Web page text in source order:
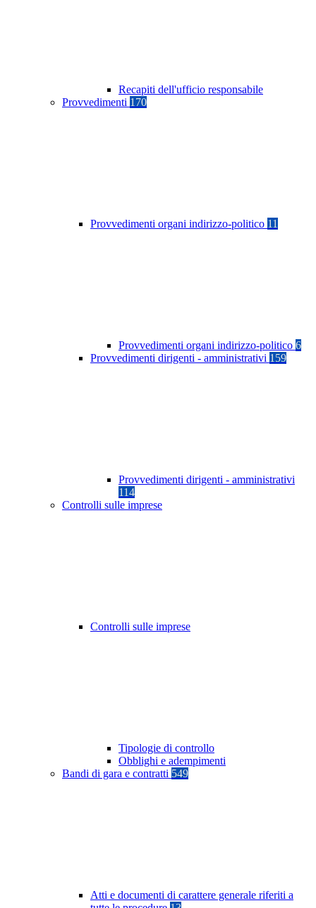
Recapiti dell'ufficio responsabile
Provvedimenti 170
Provvedimenti organi indirizzo-politico 11
Provvedimenti organi indirizzo-politico 6
Provvedimenti dirigenti - amministrativi 159
Provvedimenti dirigenti - amministrativi
114
Controlli sulle imprese
Controlli sulle imprese
Tipologie di controllo
Obblighi e adempimenti
Bandi di gara e contratti 549
Atti e documenti di carattere generale riferiti a